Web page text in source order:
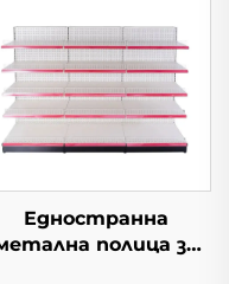
Едностранна
полица за